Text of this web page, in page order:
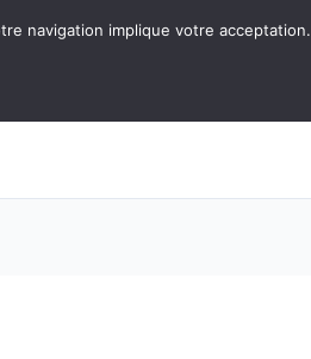
navigation implique votre acceptation.